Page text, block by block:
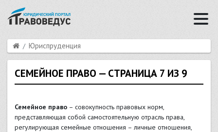
Юриспруденция
СЕМЕЙНОЕ ПРАВО — СТРАНИЦА 7 ИЗ 9
Семейное право – совокупность правовых норм,
представляющая собой самостоятельную отрасль права,
регулирующая семейные отношения – личные отношения,